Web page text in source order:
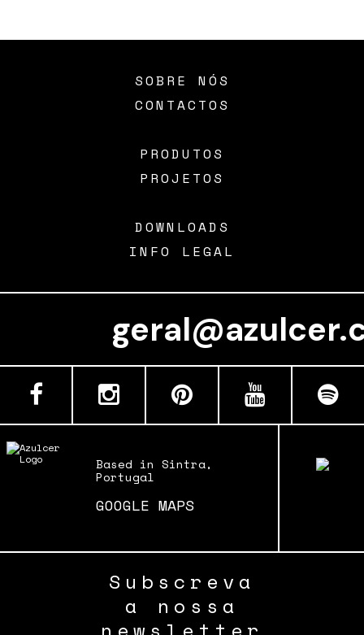
SOBRE NÓS
CONTACTOS
PRODUTOS
PROJETOS
DOWNLOADS
INFO LEGAL
Based in Sintra,
Portugal
GOOGLE MAPS
Subscreva
a nossa